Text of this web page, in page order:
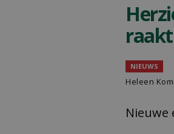
NIEUWS
Heleen
Nieuwe